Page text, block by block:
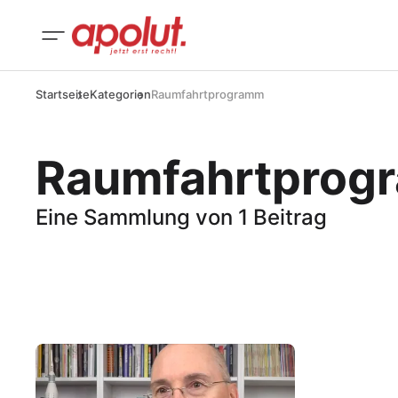
StartseiteKategorienRaumfahrtprogramm
Eine Sammlung von 1 Beitrag